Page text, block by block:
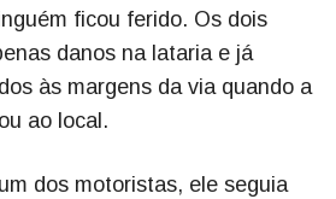
ficou ferido. Os dois
danos na lataria e já
às margens da via quando a
ao local.
dos motoristas, ele seguia